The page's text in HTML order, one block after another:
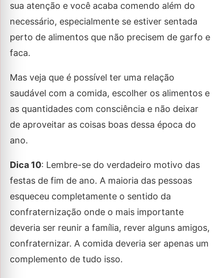
sua atenção e você acaba comendo além do
necessário, especialmente se estiver sentada
perto de alimentos que não precisem de garfo e
faca.
Mas veja que é possível ter uma relação
saudável com a comida, escolher os alimentos e
as quantidades com consciência e não deixar
de aproveitar as coisas boas dessa época do
ano.
Dica 10: Lembre-se do verdadeiro motivo das
festas de fim de ano. A maioria das pessoas
esqueceu completamente o sentido da
confraternização onde o mais importante
deveria ser reunir a família, rever alguns amigos,
confraternizar. A comida deveria ser apenas um
complemento de tudo isso.